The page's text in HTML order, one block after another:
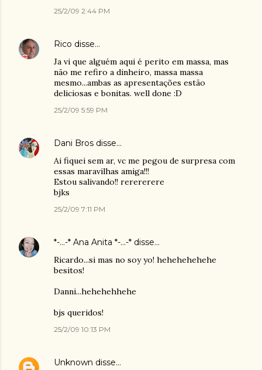
25/2/09 2:44 PM
Rico disse…
Ja vi que alguém aqui é perito em massa, mas
não me refiro a dinheiro, massa massa
mesmo...ambas as apresentações estão
deliciosas e bonitas. well done :D
25/2/09 5:59 PM
Dani Bros disse…
Ai fiquei sem ar, vc me pegou de surpresa com
essas maravilhas amiga!!!
Estou salivando!! rerererere
bjks
25/2/09 7:11 PM
*-...-* Ana Anita *-...-* disse…
Ricardo...si mas no soy yo! hehehehehehe
besitos!
Danni...hehehehhehe
bjs queridos!
25/2/09 10:13 PM
Unknown disse…